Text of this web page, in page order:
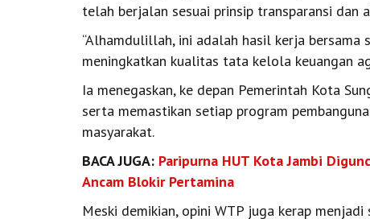
telah berjalan sesuai prinsip transparansi dan
“Alhamdulillah, ini adalah hasil kerja bersama
meningkatkan kualitas tata kelola keuangan
Ia menegaskan, ke depan Pemerintah Kota
serta memastikan setiap program
masyarakat.
BACA JUGA: Paripurna HUT Kota Jambi
Ancam Blokir Pertamina
Meski demikian, opini WTP juga kerap